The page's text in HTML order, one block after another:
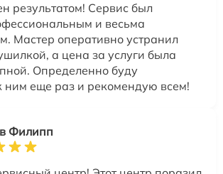
результатом! Сервис был
и весьма
Мастер оперативно устранил
а цена за услуги была
Определенно буду
ним еще раз и рекомендую всем!
Филипп